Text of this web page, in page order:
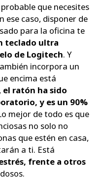
que necesites
ese caso, disponer de
para la oficina te
teclado ultra
de Logitech. Y
incorpora un
encima está
el ratón ha sido
y es un 90%
mejor de todo es que
no solo no
que estén en casa,
a ti. Está
frente a otros